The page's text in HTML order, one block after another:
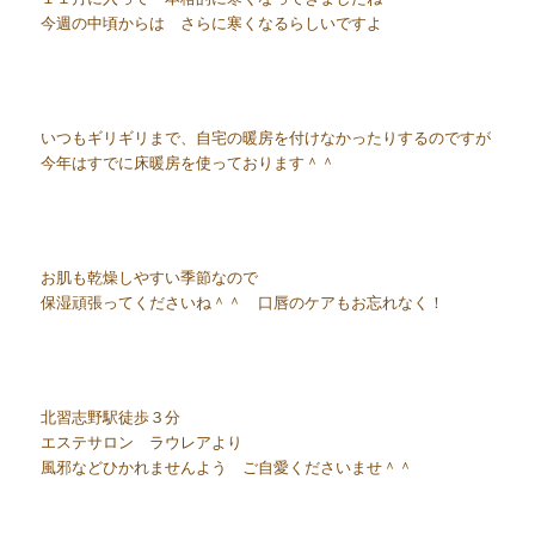
今週の中頃からは さらに寒くなるらしいですよ
いつもギリギリまで、自宅の暖房を付けなかったりするのですが
今年はすでに床暖房を使っております＾＾
お肌も乾燥しやすい季節なので
保湿頑張ってくださいね＾＾ 口唇のケアもお忘れなく！
北習志野駅徒歩３分
エステサロン ラウレアより
風邪などひかれませんよう ご自愛くださいませ＾＾